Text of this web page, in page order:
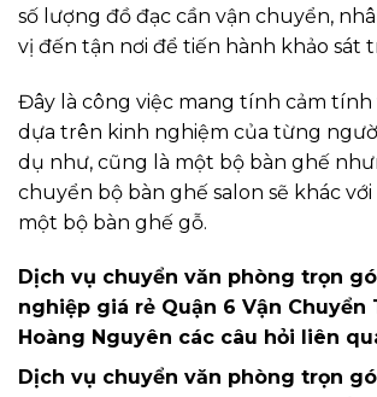
số lượng đồ đạc cần vận chuyển,
vị đến tận nơi để tiến hành khảo sát
Đây là công việc mang tính cảm tính
dựa trên kinh nghiệm của từng
dụ như, cũng là một bộ bàn ghế
chuyển bộ bàn ghế salon sẽ khác
một bộ bàn ghế gỗ.
Dịch vụ chuyển văn phòng trọn
nghiệp giá rẻ Quận 6 Vận Chuyển
Hoàng Nguyên các câu hỏi liên
Dịch vụ chuyển văn phòng trọn